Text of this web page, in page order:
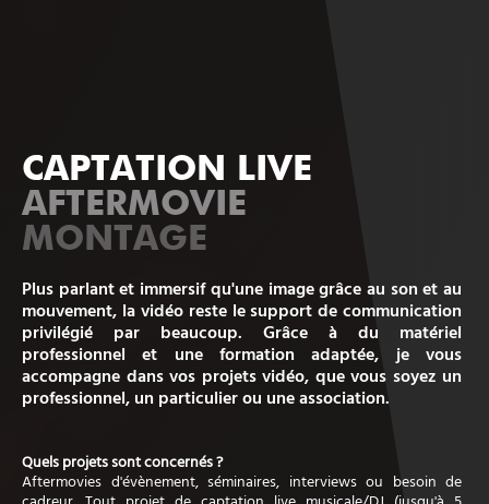
CAPTATION LIVE
AFTERMOVIE
MONTAGE
Plus parlant et immersif qu'une image grâce au son et au
mouvement, la vidéo reste le support de communication
privilégié par beaucoup. Grâce à du matériel
professionnel et une formation adaptée, je vous
accompagne dans vos projets vidéo, que vous soyez un
professionnel, un particulier ou une association.
Quels projets sont concernés ?
Aftermovies d'évènement, séminaires, interviews ou besoin de